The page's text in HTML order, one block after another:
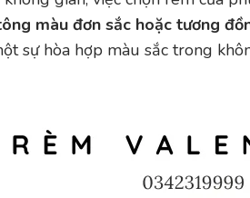
màu đơn sắc hoặc tương
sự hòa hợp màu sắc trong